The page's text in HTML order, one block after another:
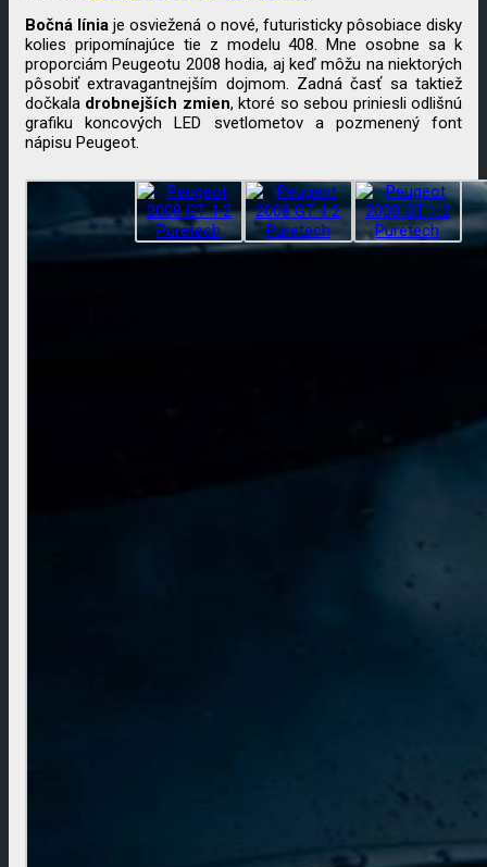
Bočná línia je osviežená o nové, futuristicky pôsobiace disky
kolies pripomínajúce tie z modelu 408. Mne osobne sa k
proporciám Peugeotu 2008 hodia, aj keď môžu na niektorých
pôsobiť extravagantnejším dojmom. Zadná časť sa taktiež
dočkala drobnejších zmien, ktoré so sebou priniesli odlišnú
grafiku koncových LED svetlometov a pozmenený font
nápisu Peugeot.